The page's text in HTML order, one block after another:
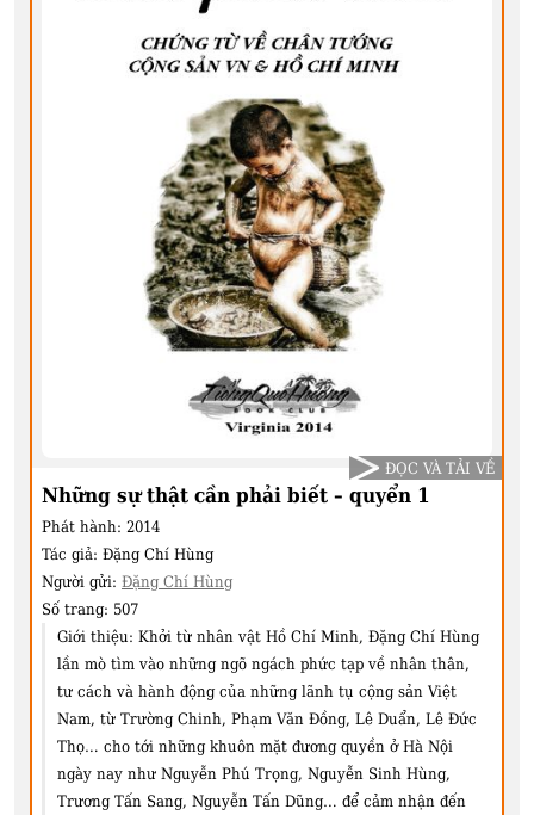
Những sự thật cần phải biết – quyển 1
Phát hành: 2014
Tác giả: Đặng Chí Hùng
Người gửi: Đặng Chí Hùng
Số trang: 507
Giới thiệu: Khởi từ nhân vật Hồ Chí Minh, Đặng Chí Hùng
lần mò tìm vào những ngõ ngách phức tạp về nhân thân,
tư cách và hành động của những lãnh tụ cộng sản Việt
Nam, từ Trường Chinh, Phạm Văn Đồng, Lê Duẩn, Lê Đức
Thọ… cho tới những khuôn mặt đương quyền ở Hà Nội
ngày nay như Nguyễn Phú Trọng, Nguyễn Sinh Hùng,
Trương Tấn Sang, Nguyễn Tấn Dũng… để cảm nhận đến
ĐỌC VÀ TẢI VỀ